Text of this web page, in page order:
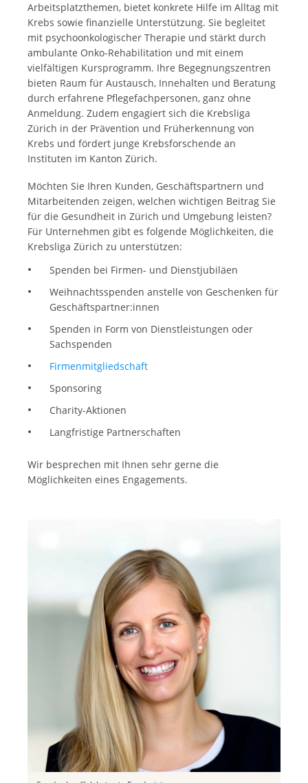
Arbeitsplatzthemen, bietet konkrete Hilfe im Alltag mit
Krebs sowie finanzielle Unterstützung. Sie begleitet
mit psychoonkologischer Therapie und stärkt durch
ambulante Onko-Rehabilitation und mit einem
vielfältigen Kursprogramm. Ihre Begegnungszentren
bieten Raum für Austausch, Innehalten und Beratung
durch erfahrene Pflegefachpersonen, ganz ohne
Anmeldung. Zudem engagiert sich die Krebsliga
Zürich in der Prävention und Früherkennung von
Krebs und fördert junge Krebsforschende an
Instituten im Kanton Zürich.
Möchten Sie Ihren Kunden, Geschäftspartnern und
Mitarbeitenden zeigen, welchen wichtigen Beitrag Sie
für die Gesundheit in Zürich und Umgebung leisten?
Für Unternehmen gibt es folgende Möglichkeiten, die
Krebsliga Zürich zu unterstützen:
Spenden bei Firmen- und Dienstjubiläen
Weihnachtsspenden anstelle von Geschenken für
Geschäftspartner:innen
Spenden in Form von Dienstleistungen oder
Sachspenden
Firmenmitgliedschaft
Sponsoring
Charity-Aktionen
Langfristige Partnerschaften
Wir besprechen mit Ihnen sehr gerne die
Möglichkeiten eines Engagements.